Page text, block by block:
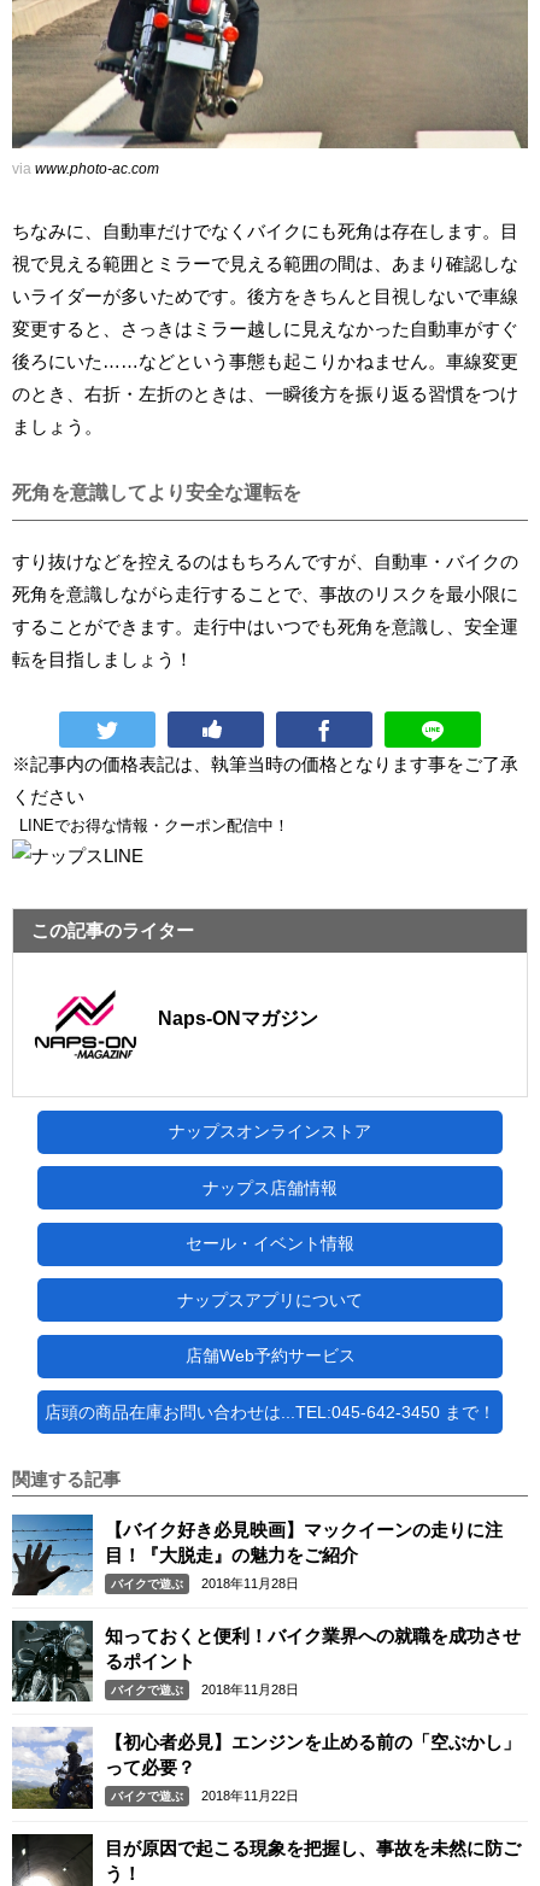
via www.photo-ac.com
ちなみに、自動車だけでなくバイクにも死角は存在します。目
視で見える範囲とミラーで見える範囲の間は、あまり確認しな
いライダーが多いためです。後方をきちんと目視しないで車線
変更すると、さっきはミラー越しに見えなかった自動車がすぐ
後ろにいた……などという事態も起こりかねません。車線変更
のとき、右折・左折のときは、一瞬後方を振り返る習慣をつけ
ましょう。
死角を意識してより安全な運転を
すり抜けなどを控えるのはもちろんですが、自動車・バイクの
死角を意識しながら走行することで、事故のリスクを最小限に
することができます。走行中はいつでも死角を意識し、安全運
転を目指しましょう！
※記事内の価格表記は、執筆当時の価格となります事をご了承
ください
LINEでお得な情報・クーポン配信中！
この記事のライター
Naps-ONマガジン
ナップスオンラインストア
ナップス店舗情報
セール・イベント情報
ナップスアプリについて
店舗Web予約サービス
店頭の商品在庫お問い合わせは...TEL:045-642-3450 まで！
関連する記事
【バイク好き必見映画】マックイーンの走りに注
目！『大脱走』の魅力をご紹介
バイクで遊ぶ 2018年11月28日
知っておくと便利！バイク業界への就職を成功させ
るポイント
バイクで遊ぶ 2018年11月28日
【初心者必見】エンジンを止める前の「空ぶかし」
って必要？
バイクで遊ぶ 2018年11月22日
目が原因で起こる現象を把握し、事故を未然に防ご
う！